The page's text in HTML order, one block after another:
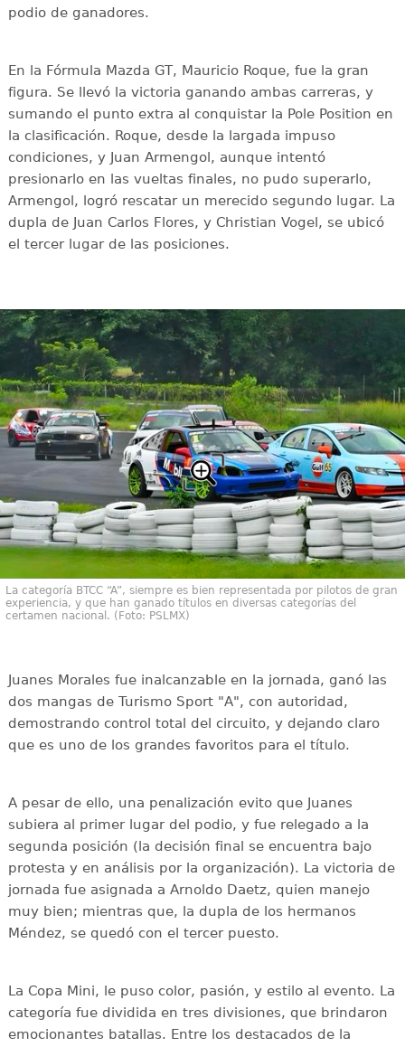
podio de ganadores.
En la Fórmula Mazda GT, Mauricio Roque, fue la gran
figura. Se llevó la victoria ganando ambas carreras, y
sumando el punto extra al conquistar la Pole Position en
la clasificación. Roque, desde la largada impuso
condiciones, y Juan Armengol, aunque intentó
presionarlo en las vueltas finales, no pudo superarlo,
Armengol, logró rescatar un merecido segundo lugar. La
dupla de Juan Carlos Flores, y Christian Vogel, se ubicó
el tercer lugar de las posiciones.
La categoría BTCC “A”, siempre es bien representada por pilotos de gran
experiencia, y que han ganado títulos en diversas categorías del
certamen nacional. (Foto: PSLMX)
Juanes Morales fue inalcanzable en la jornada, ganó las
dos mangas de Turismo Sport "A", con autoridad,
demostrando control total del circuito, y dejando claro
que es uno de los grandes favoritos para el título.
A pesar de ello, una penalización evito que Juanes
subiera al primer lugar del podio, y fue relegado a la
segunda posición (la decisión final se encuentra bajo
protesta y en análisis por la organización). La victoria de
jornada fue asignada a Arnoldo Daetz, quien manejo
muy bien; mientras que, la dupla de los hermanos
Méndez, se quedó con el tercer puesto.
La Copa Mini, le puso color, pasión, y estilo al evento. La
categoría fue dividida en tres divisiones, que brindaron
emocionantes batallas. Entre los destacados de la